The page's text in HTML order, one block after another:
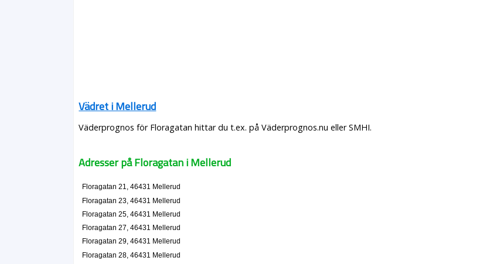
Vädret i Mellerud
Väderprognos för Floragatan hittar du t.ex. på Väderprognos.nu eller SMHI.
Adresser på Floragatan i Mellerud
Floragatan 21, 46431 Mellerud
Floragatan 23, 46431 Mellerud
Floragatan 25, 46431 Mellerud
Floragatan 27, 46431 Mellerud
Floragatan 29, 46431 Mellerud
Floragatan 28, 46431 Mellerud